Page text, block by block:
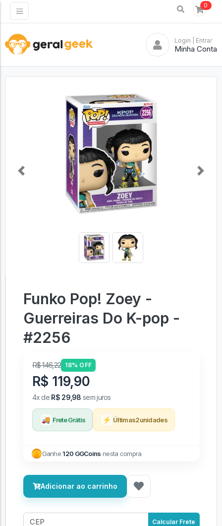
0
Login | Entrar
Minha Conta
Previous Next
Funko Pop! Zoey -
Guerreiras Do K-pop -
#2256
R$ 146,22 18% OFF
R$ 119,90
4x de R$ 29,98 sem juros
🚚 Frete Grátis ⚡ Últimas2unidades
Ganhe120 GGCoins nesta compra
Adicionar ao carrinho
Calcular Frete